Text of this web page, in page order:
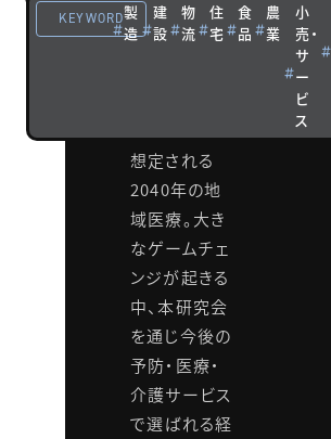
KEYWORD製
造
建
設
物
流
住
宅
食
品
農
業
小
売・
サ
ー
ビ
ス
成長戦
想定される
2040年の地
域医療。大き
なゲームチェ
ンジが起きる
中、本研究会
を通じ今後の
予防・医療・
介護サービス
で選ばれる経